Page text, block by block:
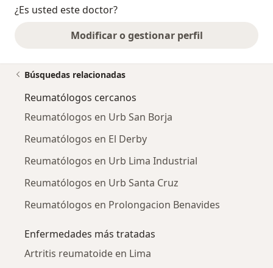
¿Es usted este doctor?
Modificar o gestionar perfil
Búsquedas relacionadas
Reumatólogos cercanos
Reumatólogos en Urb San Borja
Reumatólogos en El Derby
Reumatólogos en Urb Lima Industrial
Reumatólogos en Urb Santa Cruz
Reumatólogos en Prolongacion Benavides
Enfermedades más tratadas
Artritis reumatoide en Lima